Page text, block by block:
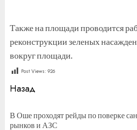
Также на площади проводится
реконструкции зеленых
вокруг площади.
Post Views: 926
Продолжить
Назад
В Оше проходят рейды по поверке
рынков и АЗС